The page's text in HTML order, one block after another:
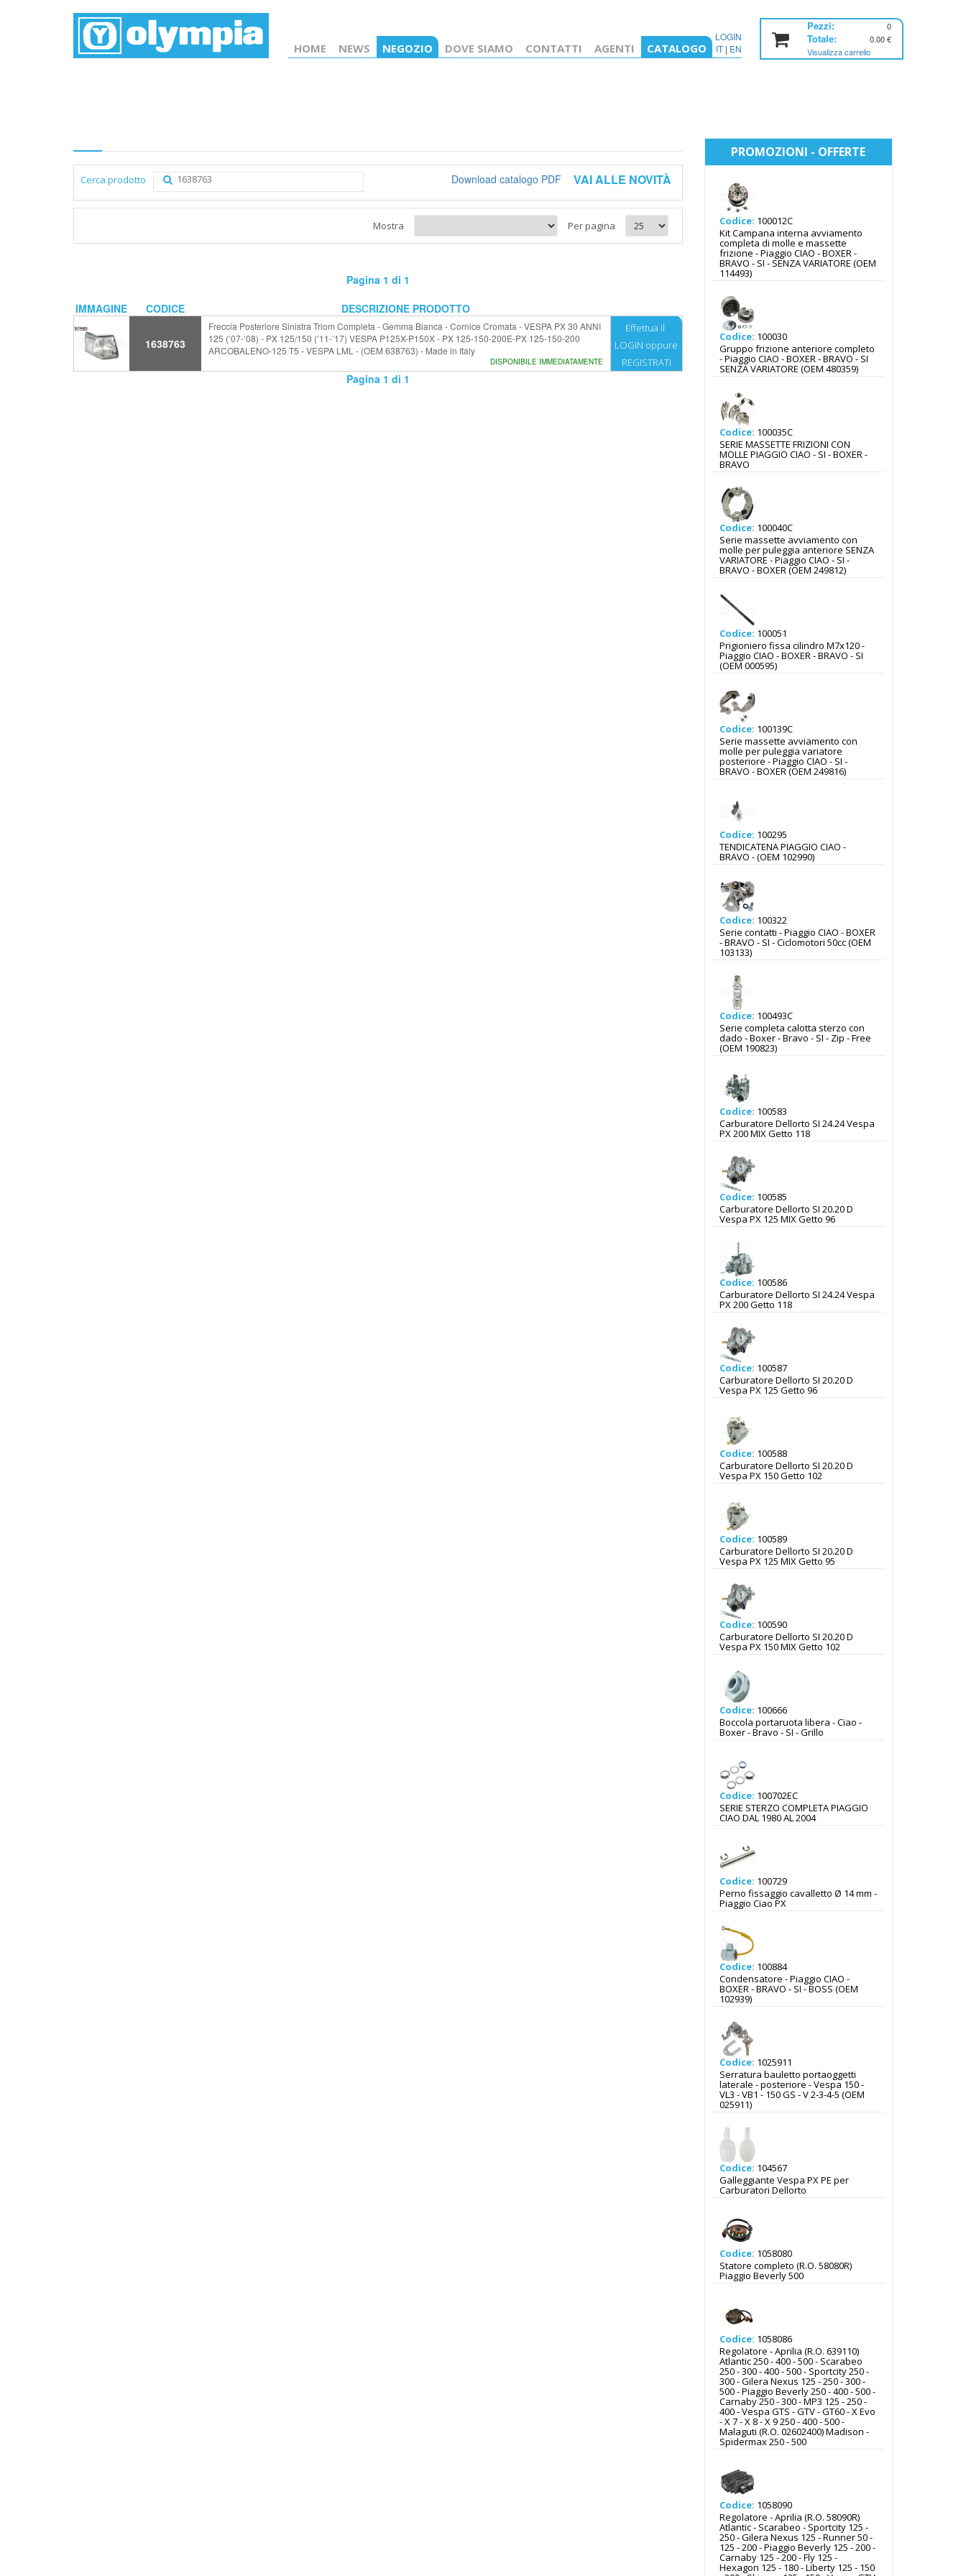
Pezzi: 0
Totale: 0.00€
Visualizza carrello
HOME NEWS NEGOZIO DOVE SIAMO CONTATTI AGENTI CATALOGO
LOGIN
IT| EN
Cerca prodotto VAI ALLE NOVITÀ
Download catalogo PDF
Mostra Per pagina
Pagina 1 di 1
IMMAGINE
CODICE DESCRIZIONE PRODOTTO
1638763
Freccia Posteriore Sinistra Triom Completa - Gemma Bianca - Cornice Cromata - VESPA PX 30 ANNI
125 (’07-’08) - PX 125/150 (’11-’17) VESPA P125X-P150X - PX 125-150-200E-PX 125-150-200
ARCOBALENO-125 T5 - VESPA LML - (OEM 638763) - Made in Italy
DISPONIBILE IMMEDIATAMENTE
Effettua il
LOGIN oppure
REGISTRATI
Pagina 1 di 1
PROMOZIONI - OFFERTE
Codice: 100012C
Kit Campana interna avviamento
completa di molle e massette
frizione - Piaggio CIAO - BOXER -
BRAVO - SI - SENZA VARIATORE (OEM
114493)
Codice: 100030
Gruppo frizione anteriore completo
- Piaggio CIAO - BOXER - BRAVO - SI
SENZA VARIATORE (OEM 480359)
Codice: 100035C
SERIE MASSETTE FRIZIONI CON
MOLLE PIAGGIO CIAO - SI - BOXER -
BRAVO
Codice: 100040C
Serie massette avviamento con
molle per puleggia anteriore SENZA
VARIATORE - Piaggio CIAO - SI -
BRAVO - BOXER (OEM 249812)
Codice: 100051
Prigioniero fissa cilindro M7x120 -
Piaggio CIAO - BOXER - BRAVO - SI
(OEM 000595)
Codice: 100139C
Serie massette avviamento con
molle per puleggia variatore
posteriore - Piaggio CIAO - SI -
BRAVO - BOXER (OEM 249816)
Codice: 100295
TENDICATENA PIAGGIO CIAO -
BRAVO - (OEM 102990)
Codice: 100322
Serie contatti - Piaggio CIAO - BOXER
- BRAVO - SI - Ciclomotori 50cc (OEM
103133)
Codice: 100493C
Serie completa calotta sterzo con
dado - Boxer - Bravo - SI - Zip - Free
(OEM 190823)
Codice: 100583
Carburatore Dellorto SI 24.24 Vespa
PX 200 MIX Getto 118
Codice: 100585
Carburatore Dellorto SI 20.20 D
Vespa PX 125 MIX Getto 96
Codice: 100586
Carburatore Dellorto SI 24.24 Vespa
PX 200 Getto 118
Codice: 100587
Carburatore Dellorto SI 20.20 D
Vespa PX 125 Getto 96
Codice: 100588
Carburatore Dellorto SI 20.20 D
Vespa PX 150 Getto 102
Codice: 100589
Carburatore Dellorto SI 20.20 D
Vespa PX 125 MIX Getto 95
Codice: 100590
Carburatore Dellorto SI 20.20 D
Vespa PX 150 MIX Getto 102
Codice: 100666
Boccola portaruota libera - Ciao -
Boxer - Bravo - SI - Grillo
Codice: 100702EC
SERIE STERZO COMPLETA PIAGGIO
CIAO DAL 1980 AL 2004
Codice: 100729
Perno fissaggio cavalletto Ø 14 mm -
Piaggio Ciao PX
Codice: 100884
Condensatore - Piaggio CIAO -
BOXER - BRAVO - SI - BOSS (OEM
102939)
Codice: 1025911
Serratura bauletto portaoggetti
laterale - posteriore - Vespa 150 -
VL3 - VB1 - 150 GS - V 2-3-4-5 (OEM
025911)
Codice: 104567
Galleggiante Vespa PX PE per
Carburatori Dellorto
Codice: 1058080
Statore completo (R.O. 58080R)
Piaggio Beverly 500
Codice: 1058086
Regolatore - Aprilia (R.O. 639110)
Atlantic 250 - 400 - 500 - Scarabeo
250 - 300 - 400 - 500 - Sportcity 250 -
300 - Gilera Nexus 125 - 250 - 300 -
500 - Piaggio Beverly 250 - 400 - 500 -
Carnaby 250 - 300 - MP3 125 - 250 -
400 - Vespa GTS - GTV - GT60 - X Evo
- X 7 - X 8 - X 9 250 - 400 - 500 -
Malaguti (R.O. 02602400) Madison -
Spidermax 250 - 500
Codice: 1058090
Regolatore - Aprilia (R.O. 58090R)
Atlantic - Scarabeo - Sportcity 125 -
250 - Gilera Nexus 125 - Runner 50 -
125 - 200 - Piaggio Beverly 125 - 200 -
Carnaby 125 - 200 - Fly 125 -
Hexagon 125 - 180 - Liberty 125 - 150